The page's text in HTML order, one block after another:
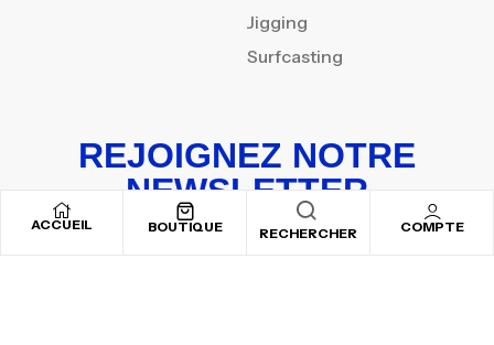
ACCUEIL BOUTIQUE RECHERCHER COMPTE
Jigging
Surfcasting
REJOIGNEZ NOTRE
NEWSLETTER
Inscrivez-vous pour recevoir nos offres spéciales